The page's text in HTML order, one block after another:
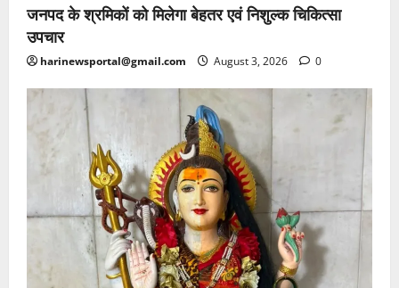
जनपद के श्रमिकों को मिलेगा बेहतर एवं निशुल्क चिकित्सा
उपचार
harinewsportal@gmail.com August 3, 2026 0